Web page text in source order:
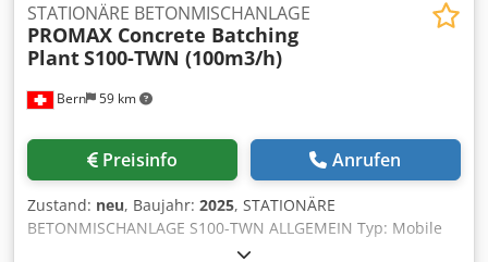
Bern 59 km
STATIONÄRE BETONMISCHANLAGE
PROMAX Concrete Batching
PlantS100-TWN (100m3/h)
Preisinfo Anrufen
Zustand: neu, Baujahr: 2025, STATIONÄRE
BETONMISCHANLAGE S100-TWN ALLGEMEIN Typ: Mobile
Betonmischanlage mit Doppelwellenmischer Kapazität: